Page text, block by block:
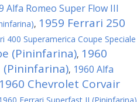
Alfa Romeo Super Flow III
, 1959 Ferrari 250
400 Superamerica Coupe Speciale
(Pininfarina), 1960
, 1960 Alfa
1960 Chevrolet Corvair